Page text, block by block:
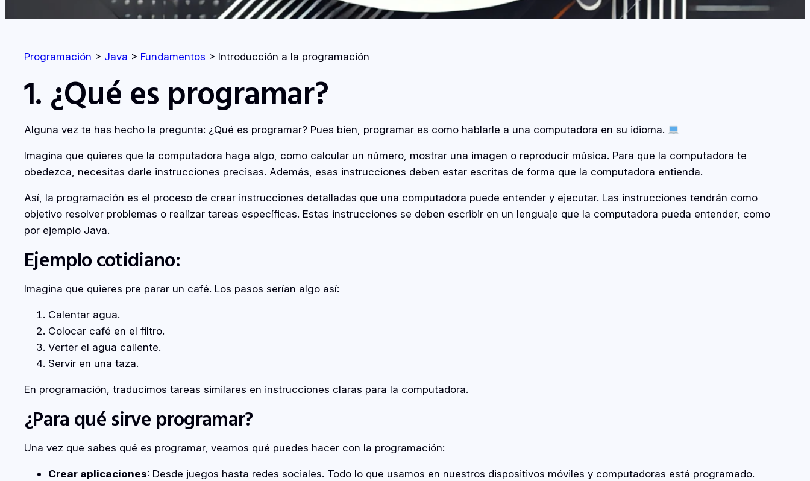
Programación > Java > Fundamentos > Introducción a la programación
1. ¿Qué es programar?
Alguna vez te has hecho la pregunta: ¿Qué es programar? Pues bien, programar es como hablarle a una computadora en su idioma.
Imagina que quieres que la computadora haga algo, como calcular un número, mostrar una imagen o reproducir música. Para que la computadora te
obedezca, necesitas darle instrucciones precisas. Además, esas instrucciones deben estar escritas de forma que la computadora entienda.
Así, la programación es el proceso de crear instrucciones detalladas que una computadora puede entender y ejecutar. Las instrucciones tendrán como
objetivo resolver problemas o realizar tareas específicas. Estas instrucciones se deben escribir en un lenguaje que la computadora pueda entender, como
por ejemplo Java.
Ejemplo cotidiano:
Imagina que quieres pre parar un café. Los pasos serían algo así:
Calentar agua.
Colocar café en el filtro.
Verter el agua caliente.
Servir en una taza.
En programación, traducimos tareas similares en instrucciones claras para la computadora.
¿Para qué sirve programar?
Una vez que sabes qué es programar, veamos qué puedes hacer con la programación:
Crear aplicaciones: Desde juegos hasta redes sociales. Todo lo que usamos en nuestros dispositivos móviles y computadoras está programado.